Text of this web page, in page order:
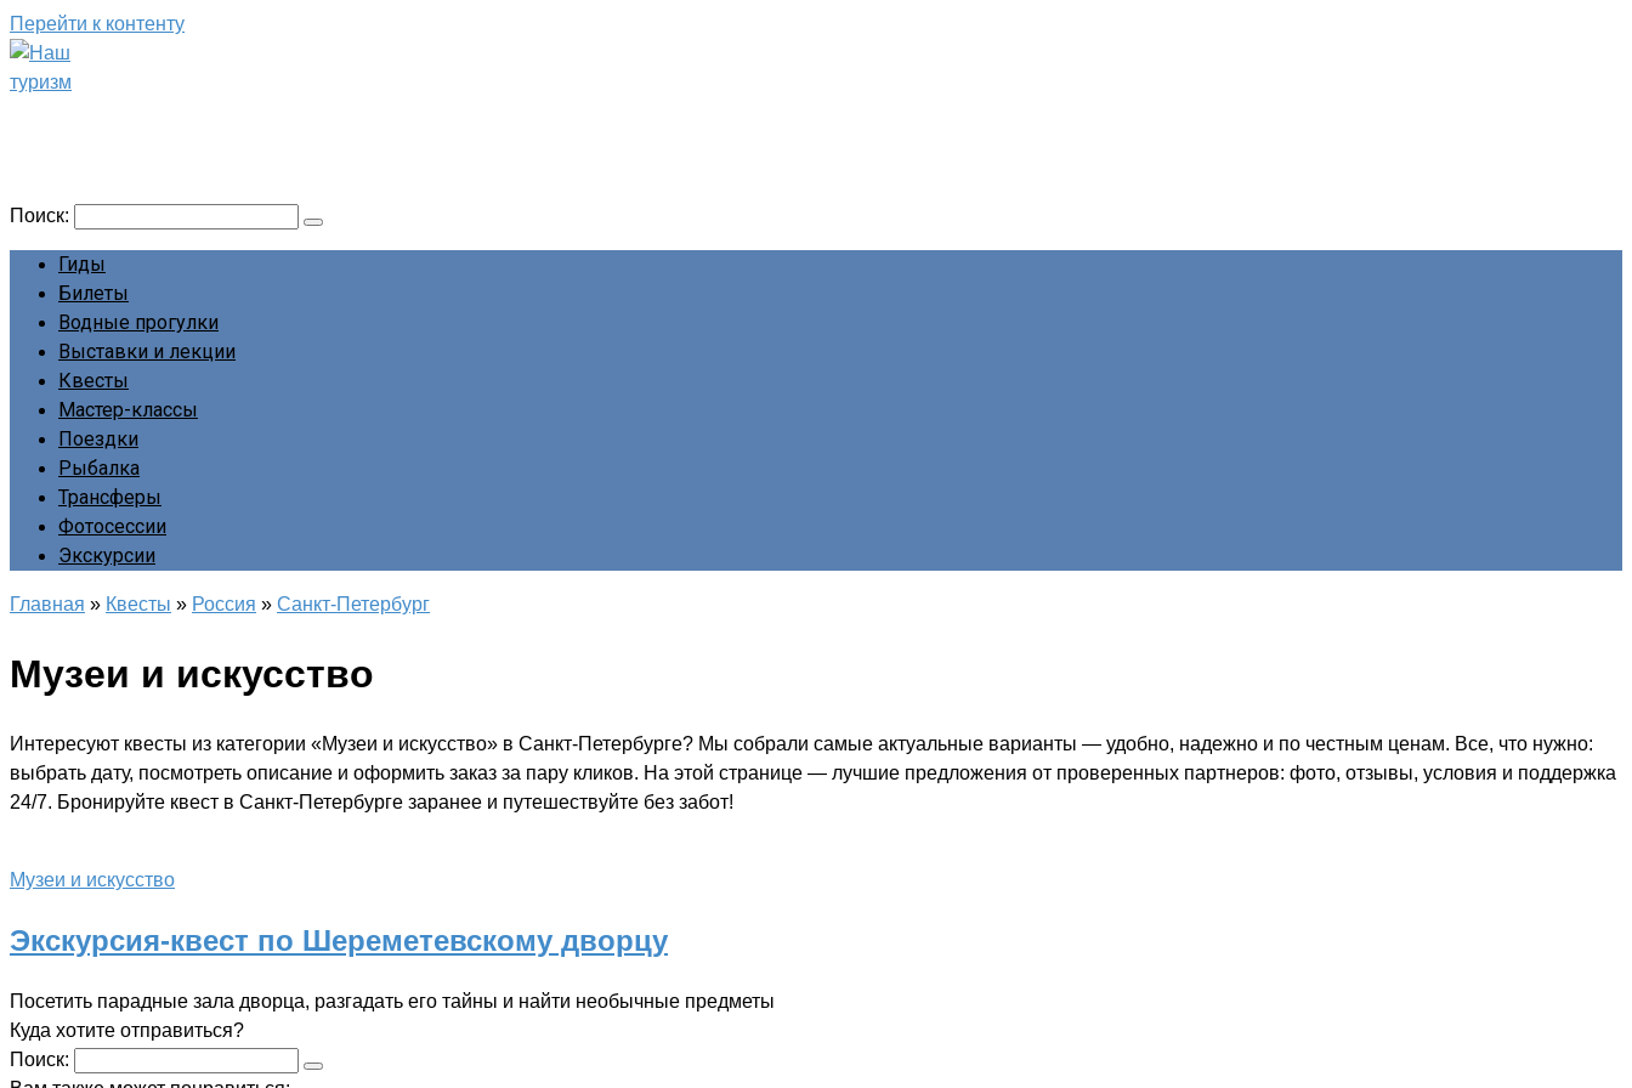
Перейти к контенту
Поиск:
Гиды
Билеты
Водные прогулки
Выставки и лекции
Квесты
Мастер-классы
Поездки
Рыбалка
Трансферы
Фотосессии
Экскурсии
Главная » Квесты » Россия » Санкт-Петербург
Музеи и искусство
Интересуют квесты из категории «Музеи и искусство» в Санкт-Петербурге? Мы собрали самые актуальные варианты — удобно, надежно и по честным ценам. Все, что нужно:
выбрать дату, посмотреть описание и оформить заказ за пару кликов. На этой странице — лучшие предложения от проверенных партнеров: фото, отзывы, условия и поддержка
24/7. Бронируйте квест в Санкт-Петербурге заранее и путешествуйте без забот!
Музеи и искусство
Экскурсия-квест по Шереметевскому дворцу
Посетить парадные зала дворца, разгадать его тайны и найти необычные предметы
Куда хотите отправиться?
Поиск: